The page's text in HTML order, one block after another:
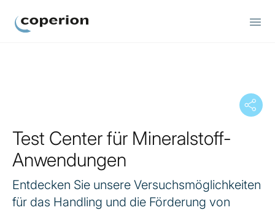
Test Center für Mineralstoff-
Anwendungen
Entdecken Sie unsere Versuchsmöglichkeiten
für das Handling und die Förderung von